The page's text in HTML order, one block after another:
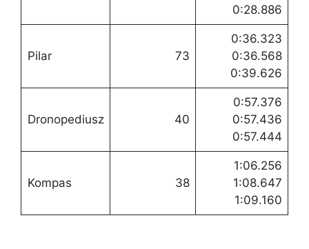
0:28.886
Pilar 73
0:36.323
0:36.568
0:39.626
Dronopediusz 40
0:57.376
0:57.436
0:57.444
Kompas 38
1:06.256
1:08.647
1:09.160